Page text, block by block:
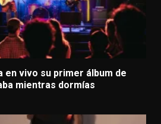
en vivo su primer álbum de
mientras dormías